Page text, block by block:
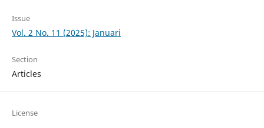
Issue
Vol. 2 No. 11 (2025): Januari
Section
Articles
License